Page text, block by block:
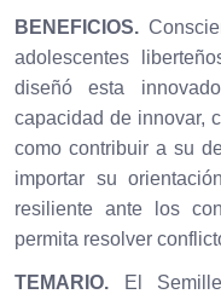
BENEFICIOS.
adolescentes
diseñó esta
capacidad de innovar,
como contribuir a su
importar su
resiliente ante los
permita resolver
TEMARIO. El